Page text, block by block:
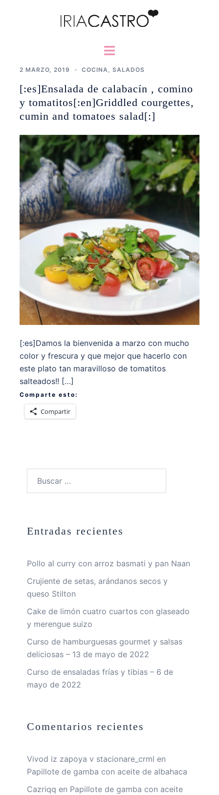
Alternar
2 MARZO, 2019 COCINA SALADOS
[:es]Ensalada de calabacín , comino
y tomatitos[:en]Griddled courgettes,
cumin and tomatoes salad[:]
[:es]Damos la bienvenida a marzo con mucho
color y frescura y que mejor que hacerlo con
este plato tan maravilloso de tomatitos
salteados!! […]
Comparte esto:
Compartir
Entradas recientes
Pollo al curry con arroz basmati y pan Naan
Crujiente de setas, arándanos secos y
queso Stilton
Cake de limón cuatro cuartos con glaseado
y merengue suizo
Curso de hamburguesas gourmet y salsas
deliciosas – 13 de mayo de 2022
Curso de ensaladas frías y tibias – 6 de
mayo de 2022
Comentarios recientes
Vivod iz zapoya v stacionare_crml en
Papillote de gamba con aceite de albahaca
Cazriqq en Papillote de gamba con aceite